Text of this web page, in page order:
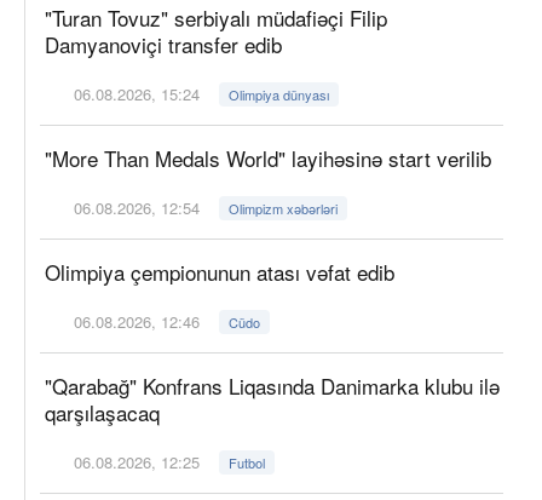
"Turan Tovuz" serbiyalı müdafiəçi Filip
Damyanoviçi transfer edib
06.08.2026, 15:24 Olimpiya dünyası
"More Than Medals World" layihəsinə start verilib
06.08.2026, 12:54 Olimpizm xəbərləri
Olimpiya çempionunun atası vəfat edib
06.08.2026, 12:46 Cüdo
"Qarabağ" Konfrans Liqasında Danimarka klubu ilə
qarşılaşacaq
06.08.2026, 12:25 Futbol